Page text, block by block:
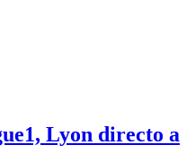
Lyon directo a